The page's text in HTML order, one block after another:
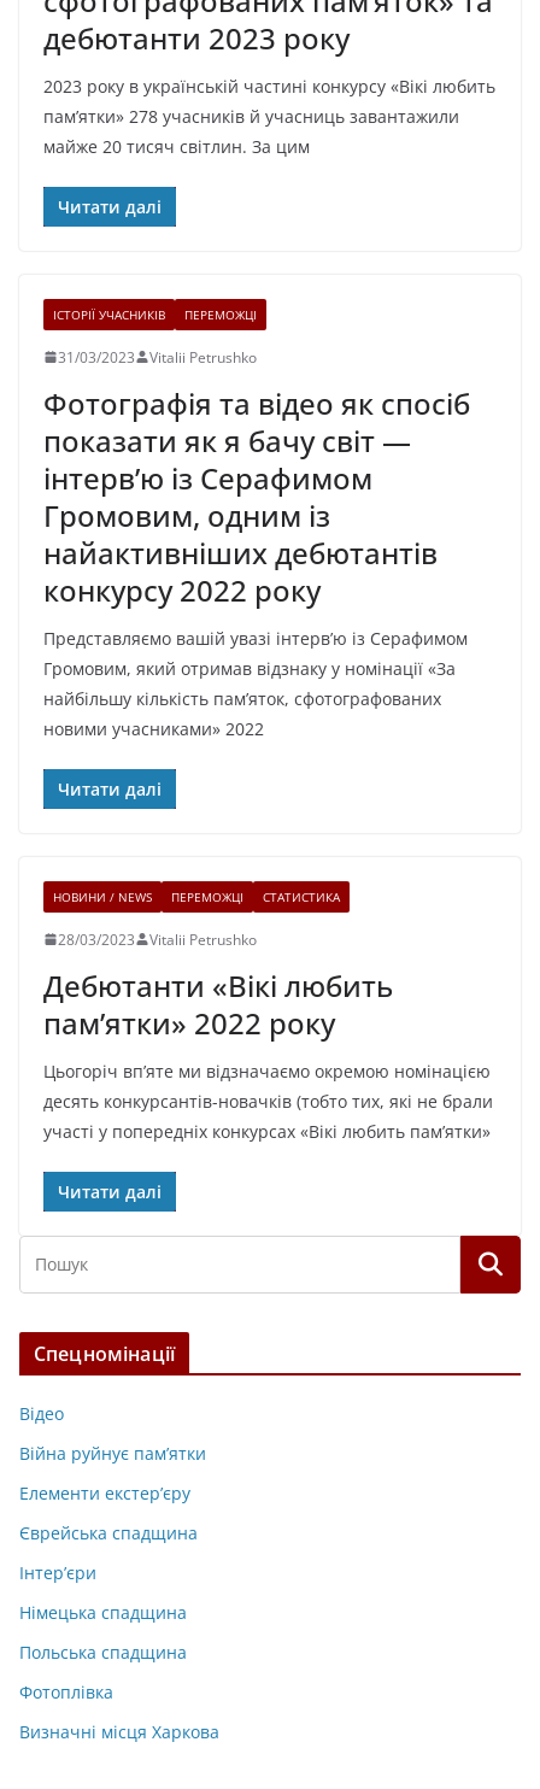
дебютанти 2023 року
2023 року в українській частині конкурсу «Вікі любить
пам’ятки» 278 учасників й учасниць завантажили
майже 20 тисяч світлин. За цим
Читати далі
ІСТОРІЇ УЧАСНИКІВ ПЕРЕМОЖЦІ
31/03/2023 Vitalii Petrushko
Фотографія та відео як спосіб
показати як я бачу світ —
інтерв’ю із Серафимом
Громовим, одним із
найактивніших дебютантів
конкурсу 2022 року
Представляємо вашій увазі інтерв’ю із Серафимом
Громовим, який отримав відзнаку у номінації «За
найбільшу кількість пам’яток, сфотографованих
новими учасниками» 2022
Читати далі
НОВИНИ / NEWS ПЕРЕМОЖЦІ СТАТИСТИКА
28/03/2023 Vitalii Petrushko
Дебютанти «Вікі любить
пам’ятки» 2022 року
Цьогоріч впʼяте ми відзначаємо окремою номінацією
десять конкурсантів-новачків (тобто тих, які не брали
участі у попередніх конкурсах «Вікі любить пам’ятки»
Читати далі
Спецномінації
Відео
Війна руйнує пам’ятки
Елементи екстер’єру
Єврейська спадщина
Інтер’єри
Німецька спадщина
Польська спадщина
Фотоплівка
Визначні місця Харкова